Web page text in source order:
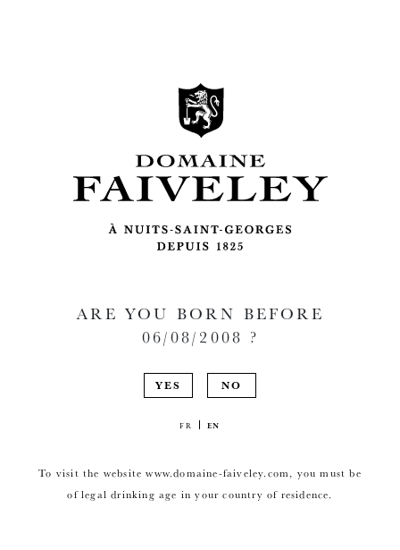
ARE YOU BORN BEFORE
06/08/2008 ?
YES NO
FR EN
To visit the website www.domaine-faiveley.com, you must be
of legal drinking age in your country of residence.